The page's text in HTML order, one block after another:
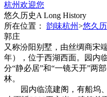
杭州欢迎您
悠久历史A Long History
所在位置： 韵味杭州>悠久
郭庄
又称汾阳别墅，由丝绸商宋
年），位于西湖西面。园内
分“静必居”和“一镜天开”两
林。
园内临流建阁，有船坞